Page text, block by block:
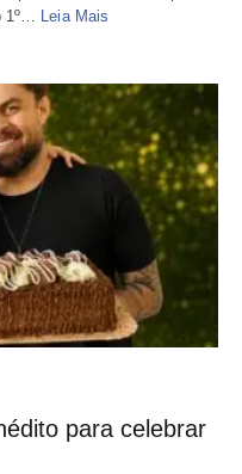
1º… Leia Mais
para celebrar